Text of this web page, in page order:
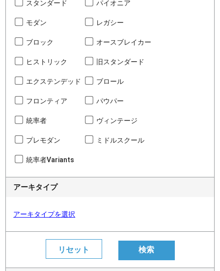
スタンダード パイオニア
モダン レガシー
ブロック オースブレイカー
ヒストリック 旧スタンダード
エクステンデッド ブロール
フロンティア パウパー
統率者 ヴィンテージ
プレモダン ミドルスクール
統率者Variants
アーキタイプ
アーキタイプを選択